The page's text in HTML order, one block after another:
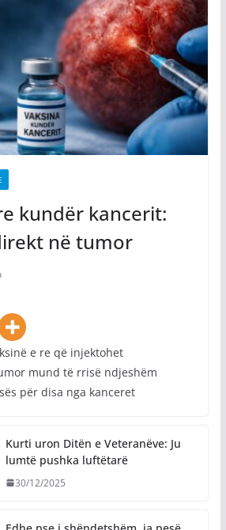
kundër kancerit:
në tumor
e re që injektohet
mund të rrisë ndjeshëm
për disa nga kanceret
Kurti uron Ditën e Veteranëve: Ju
lumtë pushka luftëtarë
30/12/2025